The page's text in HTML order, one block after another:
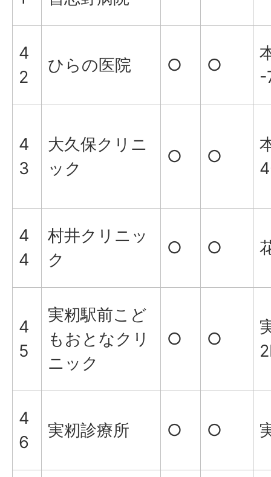
4
2
ひらの医院 ○ ○
-
4
3
大久保クリニ
ック
○ ○
4
4
村井クリニッ
ク
○ ○
4
5
実籾駅前こど
もおとなクリ
ニック
○ ○
4
6
実籾診療所 ○ ○